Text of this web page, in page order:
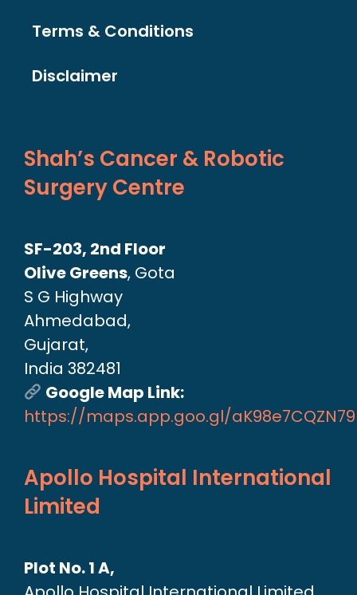
Terms & Conditions
Disclaimer
Shah’s Cancer & Robotic
Surgery Centre
SF-203, 2nd Floor
Olive Greens, Gota
S G Highway
Ahmedabad,
Gujarat,
India 382481
Google Map Link:
https://maps.app.goo.gl/
Apollo Hospital International
Limited
Plot No. 1 A,